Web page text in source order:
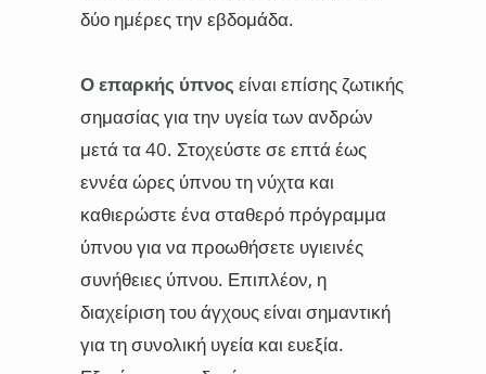
δύο ημέρες την εβδομάδα.
Ο επαρκής ύπνος είναι επίσης ζωτικής
σημασίας για την υγεία των ανδρών
μετά τα 40. Στοχεύστε σε επτά έως
εννέα ώρες ύπνου τη νύχτα και
καθιερώστε ένα σταθερό πρόγραμμα
ύπνου για να προωθήσετε υγιεινές
συνήθειες ύπνου. Επιπλέον, η
διαχείριση του άγχους είναι σημαντική
για τη συνολική υγεία και ευεξία.